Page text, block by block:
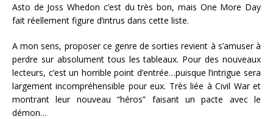
Asto de Joss Whedon c’est du très bon, mais One More Day
fait réellement figure d’intrus dans cette liste.
A mon sens, proposer ce genre de sorties revient à s’amuser à
perdre sur absolument tous les tableaux. Pour des nouveaux
lecteurs, c’est un horrible point d’entrée…puisque l’intrigue sera
largement incompréhensible pour eux. Très liée à Civil War et
montrant leur nouveau “héros” faisant un pacte avec le
démon…